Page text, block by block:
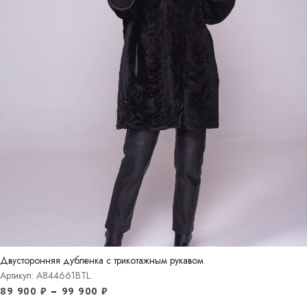
Двусторонняя дубленка с трикотажным рукавом
Артикул: A844661BTL
89 900 ₽ – 99 900 ₽